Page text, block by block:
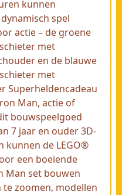
kunnen
spel
actie – de groene
met
en de blauwe
met
Superheldencadeau
Man, actie of
bouwspeelgoed
7 jaar en ouder 3D-
kunnen de LEGO®
een boeiende
Man set bouwen
zoomen, modellen